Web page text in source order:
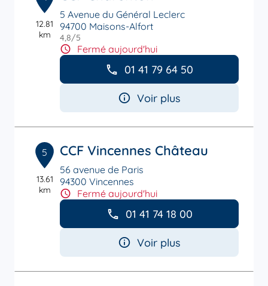
12.81
km
5 Avenue du Général Leclerc
94700 Maisons-Alfort
4,8/5
Fermé aujourd'hui
01 41 79 64 50
Voir plus
5
13.61
km
CCF Vincennes Château
56 avenue de Paris
94300 Vincennes
Fermé aujourd'hui
01 41 74 18 00
Voir plus